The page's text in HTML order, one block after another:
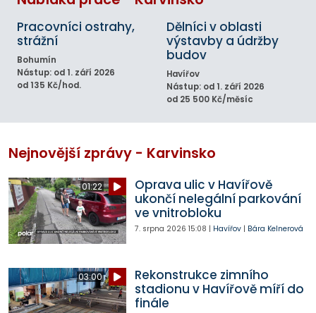
Pracovníci ostrahy,
strážní
Bohumín
Nástup: od 1. září 2026
od 135 Kč/hod.
Dělníci v oblasti
výstavby a údržby
budov
Havířov
Nástup: od 1. září 2026
od 25 500 Kč/měsíc
Nejnovější zprávy - Karvinsko
01:22
Oprava ulic v Havířově
ukončí nelegální parkování
ve vnitrobloku
7. srpna 2026 15:08 | Havířov| Bára Kelnerová
03:00
Rekonstrukce zimního
stadionu v Havířově míří do
finále